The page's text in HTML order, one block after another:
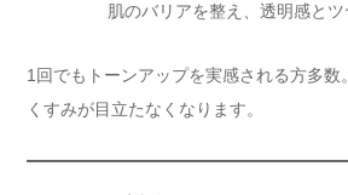
肌のバリアを整え、透明感とツ
1回でもトーンアップを実感される方多数
くすみが目立たなくなります。